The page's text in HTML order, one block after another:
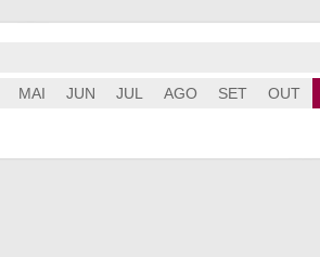
MAI JUN JUL AGO SET OUT